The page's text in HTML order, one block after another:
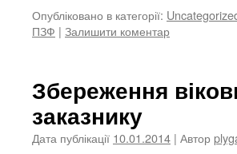
Опубліковано в категорії:
ПЗФ | Залишити коментар
Збереження
заказнику
Дата публікації 10.01.2014 | Автор